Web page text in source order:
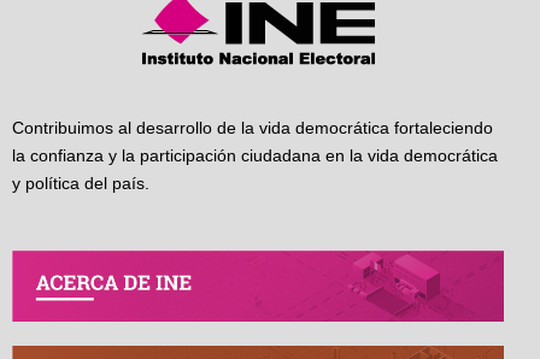
Contribuimos al desarrollo de la vida democrática fortaleciendo
la confianza y la participación ciudadana en la vida democrática
y política del país.